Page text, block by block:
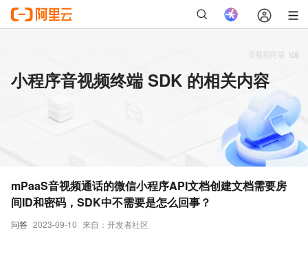
小程序音视频终端 SDK 的相关内容
问答 2023-09-10 来自：开发者社区
mPaaS音视频通话的微信小程序API文档创建文档需要房
间ID和密码，SDK中不需要是怎么回事？